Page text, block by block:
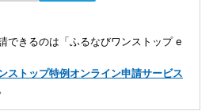
できるのは「ふるなびワンストップ e
ストップ特例オンライン申請サービス